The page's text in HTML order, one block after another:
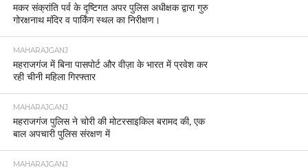
मकर संक्रांति पर्व के दृष्टिगत अपर पुलिस अधीक्षक द्वारा गुरु
गोरक्षनाथ मंदिर व पार्किंग स्थल का निरीक्षण।
MAHARAJGANJ
महराजगंज में बिना पासपोर्ट और वीज़ा के भारत में प्रवेश कर
रही चीनी महिला गिरफ्तार
MAHARAJGANJ
महराजगंज पुलिस ने चोरी की मोटरसाइकिल बरामद की, एक
बाल अपचारी पुलिस संरक्षण में
MAHARAJGANJ